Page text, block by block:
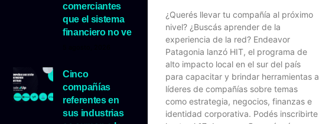
comerciantes
que el sistema
financiero no ve
Cinco
compañías
referentes en
sus industrias
¿Querés llevar tu compañía al próximo
nivel? ¿Buscás aprender de la
experiencia de la red? Endeavor
Patagonia lanzó HIT, el programa de
alto impacto local en el sur del país
para capacitar y brindar herramientas a
líderes de compañías sobre temas
como estrategia, negocios, finanzas e
identidad corporativa. Podés inscribirte